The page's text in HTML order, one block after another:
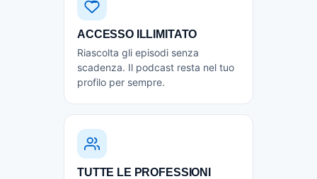
ACCESSO ILLIMITATO
Riascolta gli episodi senza
scadenza. Il podcast resta nel tuo
profilo per sempre.
TUTTE LE PROFESSIONI